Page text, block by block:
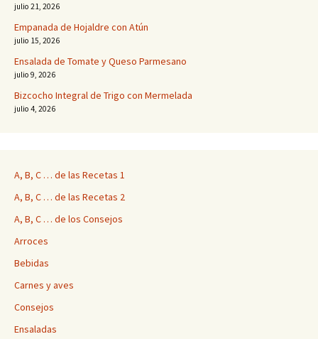
julio 21, 2026
Empanada de Hojaldre con Atún
julio 15, 2026
Ensalada de Tomate y Queso Parmesano
julio 9, 2026
Bizcocho Integral de Trigo con Mermelada
julio 4, 2026
A, B, C … de las Recetas 1
A, B, C … de las Recetas 2
A, B, C … de los Consejos
Arroces
Bebidas
Carnes y aves
Consejos
Ensaladas